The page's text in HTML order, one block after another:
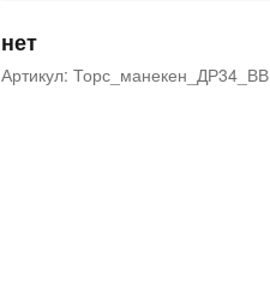
нет
Артикул: Торс_манекен_ДР34_ВВ